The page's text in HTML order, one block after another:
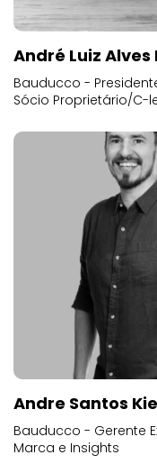
André Luiz
Bauducco -
Sócio Proprietário/C-
Andre Santos
Bauducco - Gerente
Marca e Insights